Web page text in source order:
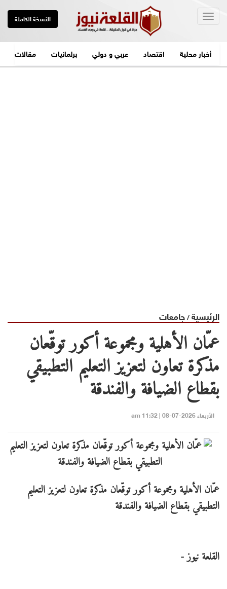
النسخة الكاملة
أخبار محلية اقتصاد عربي و دولي برلمانيات مقالات
الرئيسية/جامعات
عمّان الأهلية ومجموعة أكور توقّعان
مذكرة تعاون لتعزيز التعليم التطبيقي
بقطاع الضيافة والفندقة
الأربعاء 2026-07-08 | 11:32 am
عمّان الأهلية ومجموعة أكور توقّعان مذكرة تعاون لتعزيز التعليم
التطبيقي بقطاع الضيافة والفندقة
القلعة نيوز -